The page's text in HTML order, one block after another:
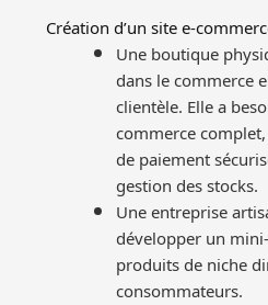
Création d’un site e-
Une boutique
dans le commerce
clientèle. Elle a
commerce
de paiement
gestion des stocks.
Une entreprise
développer un
produits de niche
consommateurs.